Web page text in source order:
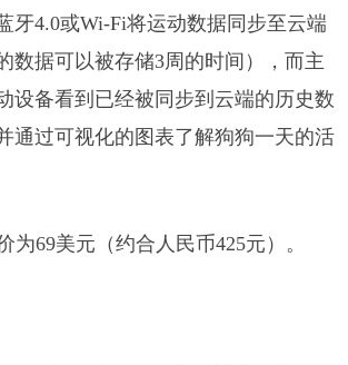
牙4.0或Wi-Fi将运动数据同步至云端
数据可以被存储3周的时间），而主
设备看到已经被同步到云端的历史数
通过可视化的图表了解狗狗一天的活
为69美元（约合人民币425元）。